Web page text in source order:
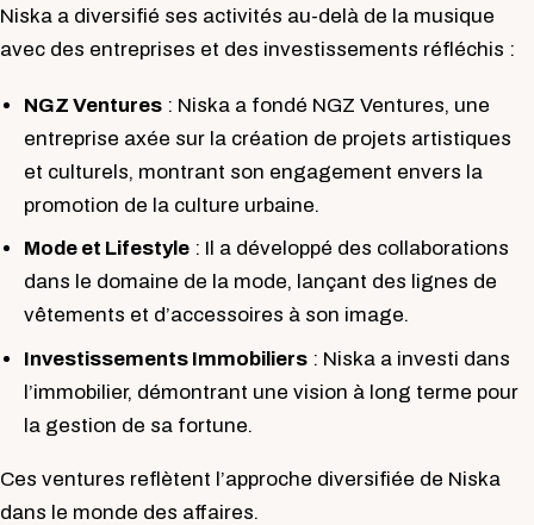
Niska a diversifié ses activités au-delà de la musique
avec des entreprises et des investissements réfléchis :
NGZ Ventures : Niska a fondé NGZ Ventures, une
entreprise axée sur la création de projets artistiques
et culturels, montrant son engagement envers la
promotion de la culture urbaine.
Mode et Lifestyle : Il a développé des collaborations
dans le domaine de la mode, lançant des lignes de
vêtements et d’accessoires à son image.
Investissements Immobiliers : Niska a investi dans
l’immobilier, démontrant une vision à long terme pour
la gestion de sa fortune.
Ces ventures reflètent l’approche diversifiée de Niska
dans le monde des affaires.